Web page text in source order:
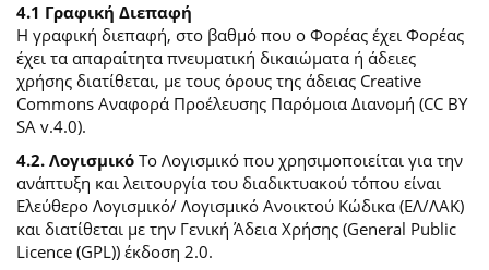
4.1 Γραφική Διεπαφή
Η γραφική διεπαφή, στο βαθμό που ο Φορέας έχει Φορέας
έχει τα απαραίτητα πνευματική δικαιώματα ή άδειες
χρήσης διατίθεται, με τους όρους της άδειας Creative
Commons Αναφορά Προέλευσης Παρόμοια Διανομή (CC BY
SA v.4.0).
4.2. ΛογισμικόΤο Λογισμικό που χρησιμοποιείται για την
ανάπτυξη και λειτουργία του διαδικτυακού τόπου είναι
Ελεύθερο Λογισμικό/ Λογισμικό Ανοικτού Κώδικα (ΕΛ/ΛΑΚ)
και διατίθεται με την Γενική Άδεια Χρήσης (General Public
Licence (GPL)) έκδοση 2.0.